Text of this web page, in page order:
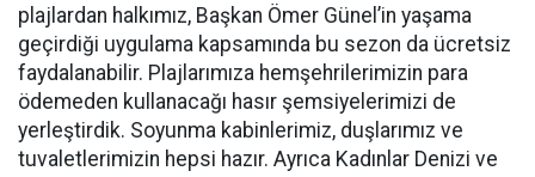
plajlardan halkımız, Başkan Ömer Günel’in yaşama
geçirdiği uygulama kapsamında bu sezon da ücretsiz
faydalanabilir. Plajlarımıza hemşehrilerimizin para
ödemeden kullanacağı hasır şemsiyelerimizi de
yerleştirdik. Soyunma kabinlerimiz, duşlarımız ve
tuvaletlerimizin hepsi hazır. Ayrıca Kadınlar Denizi ve